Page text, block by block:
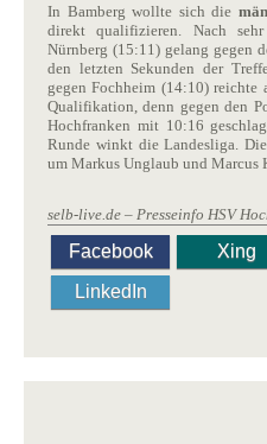
In Bamberg wollte sich die
direkt qualifizieren. Nach
Nürnberg (15:11) gelang gegen
den letzten Sekunden der
gegen Fochheim (14:10)
Qualifikation, denn gegen den
Hochfranken mit 10:16
Runde winkt die Landesliga.
um Markus Unglaub und Marcus
selb-live.de – Presseinfo HSV
Facebook Xing
LinkedIn